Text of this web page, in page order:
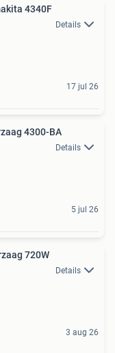
4340F
Details
17 jul 26
4300-BA
Details
5 jul 26
720W
Details
3 aug 26